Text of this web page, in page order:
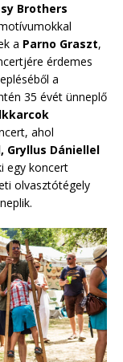
Brothers
a Parno Graszt,
érdemes
a
35 évét ünneplő
ahol
Gryllus Dániellel
egy koncert
olvasztótégely